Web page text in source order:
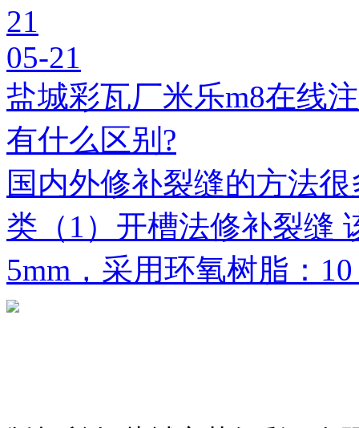
21
05-21
盐城彩瓦厂米乐m8在线
有什么区别?
国内外修补裂缝的方法
类（1）开槽法修补裂缝
5mm，采用环氧树脂：